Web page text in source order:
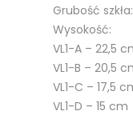
Grubość
Wysokość:
VL1-A – 22,5
VL1-B – 20,5
VL1-C – 17,5
VL1-D – 15 cm